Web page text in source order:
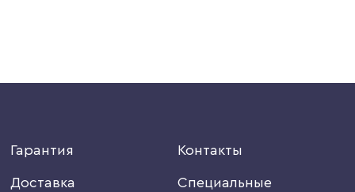
Гарантия
Доставка
Контакты
Специальные